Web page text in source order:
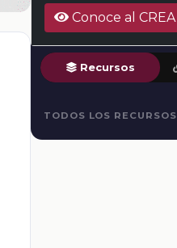
Conoce al CREA
Recursos
TODOS LOS RECURSOS